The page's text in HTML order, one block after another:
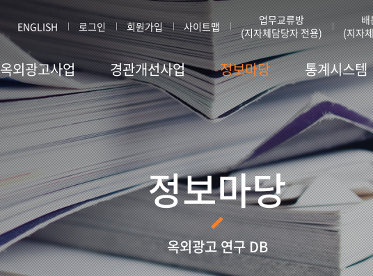
ENGLISH 로그인 회원가입 사이트맵
업무교류방
(지자체담당자 전용)
(지자
옥외광고사업 경관개선사업 정보마당 통계시스템
정보마당
옥외광고 연구 DB